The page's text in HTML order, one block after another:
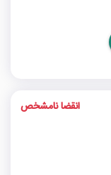
انقضا نامشخص